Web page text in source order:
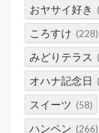
おヤサイ好き
ころすけ (228)
みどりテラス
オハナ記念日
スイーツ (58)
ハンペン (266)